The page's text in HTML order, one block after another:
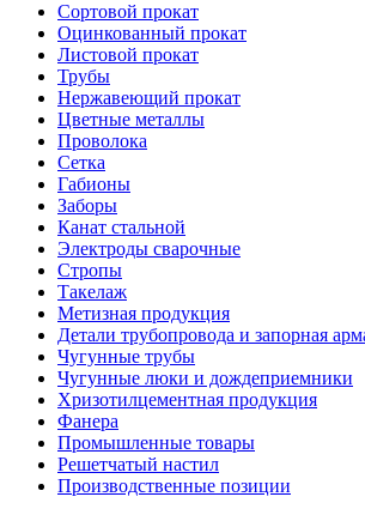
Сортовой прокат
Оцинкованный прокат
Листовой прокат
Трубы
Нержавеющий прокат
Цветные металлы
Проволока
Сетка
Габионы
Заборы
Канат стальной
Электроды сварочные
Стропы
Такелаж
Метизная продукция
Детали трубопровода и запорная
Чугунные трубы
Чугунные люки и дождеприемники
Хризотилцементная продукция
Фанера
Промышленные товары
Решетчатый настил
Производственные позиции